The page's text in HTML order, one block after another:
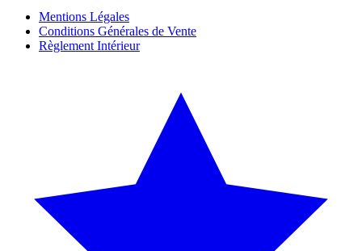
Mentions Légales
Conditions Générales de Vente
Règlement Intérieur